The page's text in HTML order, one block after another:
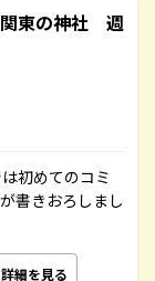
東の神社 週
初めてのコミ
書きおろしまし
詳細を見る